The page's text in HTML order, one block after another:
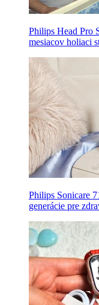
Philips Head Pro
mesiacov holiaci
Philips Sonicare
generácie pre